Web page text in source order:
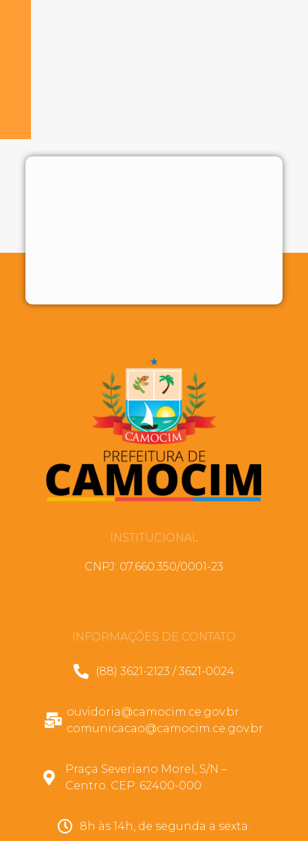
INSTITUCIONAL
CNPJ: 07.660.350/0001-23
INFORMAÇÕES DE CONTATO
(88) 3621-2123 / 3621-0024
ouvidoria@camocim.ce.gov.br
comunicacao@camocim.ce.gov.br
Praça Severiano Morel, S/N –
Centro. CEP: 62400-000
8h às 14h, de segunda a sexta.